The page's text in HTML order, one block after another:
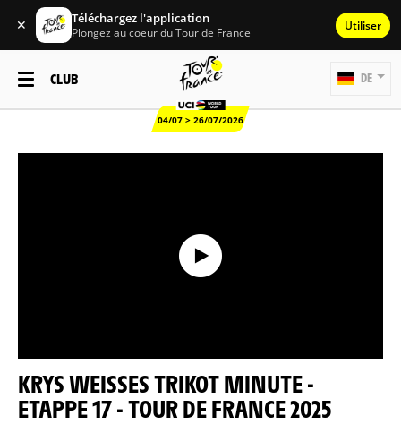
✕ Téléchargez l'application
Plongez au coeur du Tour de France Utiliser
CLUB
04/07 > 26/07/2026
DE
KRYS WEISSES TRIKOT MINUTE - E
TAPPE 17 - TOUR DE FRANCE 2025